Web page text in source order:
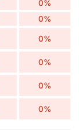
0%
0%
0%
0%
0%
0%